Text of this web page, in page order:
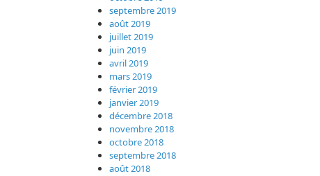
septembre 2019
août 2019
juillet 2019
juin 2019
avril 2019
mars 2019
février 2019
janvier 2019
décembre 2018
novembre 2018
octobre 2018
septembre 2018
août 2018